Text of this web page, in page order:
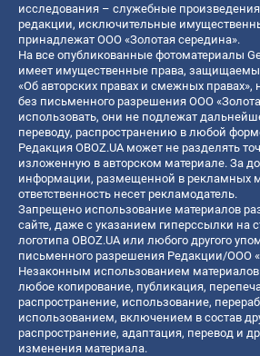
исследования – служебные
редакции, исключительные
принадлежат ООО «Золотая середина».
На все опубликованные фотоматериалы
имеет имущественные права,
«Об авторских правах и смежных правах»,
без письменного разрешения ООО
использовать, они не подлежат
переводу, распространению в любой
Редакция OBOZ.UA может не разделять
изложенную в авторском материале. За
информации, размещенной в рекламных
ответственность несет рекламодатель.
Запрещено использование материалов
сайте, даже с указанием гиперссылки на
логотипа OBOZ.UA или любого другого
письменного разрешения Редакции/ООО
Незаконным использованием материалов
любое копирование, публикация,
распространение, использование,
использованием, включением в состав
распространение, адаптация, перевод и
изменения материала.